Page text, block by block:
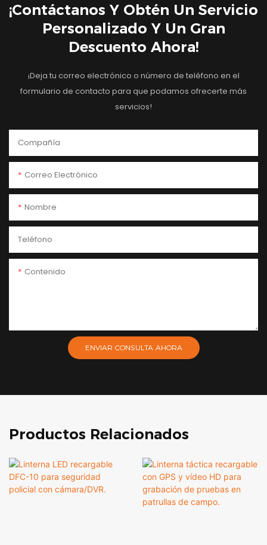
¡Contáctanos Y Obtén Un Servicio
Personalizado Y Un Gran
Descuento Ahora!
¡Deja tu correo electrónico o número de teléfono en el
formulario de contacto para que podamos ofrecerte más
servicios!
Compañía
Correo Electrónico
Nombre
Teléfono
Contenido
ENVIAR CONSULTA AHORA
Productos Relacionados